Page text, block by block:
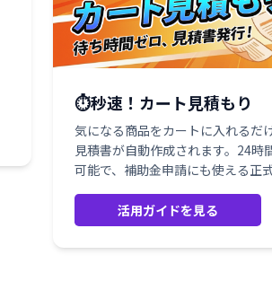
⏱️秒速！カート見積もり
気になる商品をカートに入れるだ
見積書が自動作成されます。24時
可能で、補助金申請にも使える正
活用ガイドを見る